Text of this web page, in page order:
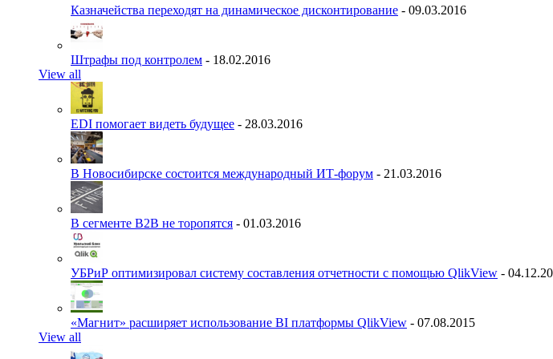
Казначейства переходят на динамическое дисконтирование - 09.03.2016
Штрафы под контролем - 18.02.2016
View all
EDI помогает видеть будущее - 28.03.2016
В Новосибирске состоится международный ИТ-форум - 21.03.2016
В сегменте B2B не торопятся - 01.03.2016
УБРиР оптимизировал систему составления отчетности с помощью QlikView -
«Магнит» расширяет использование BI платформы QlikView - 07.08.2015
View all